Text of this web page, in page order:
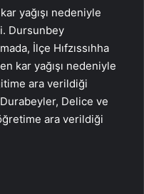
yağışı nedeniyle
Dursunbey
İlçe Hıfzıssıhha
kar yağışı nedeniyle
ara verildiği
Delice ve
ara verildiği